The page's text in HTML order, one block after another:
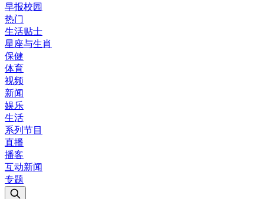
早报校园
热门
生活贴士
星座与生肖
保健
体育
视频
新闻
娱乐
生活
系列节目
直播
播客
互动新闻
专题